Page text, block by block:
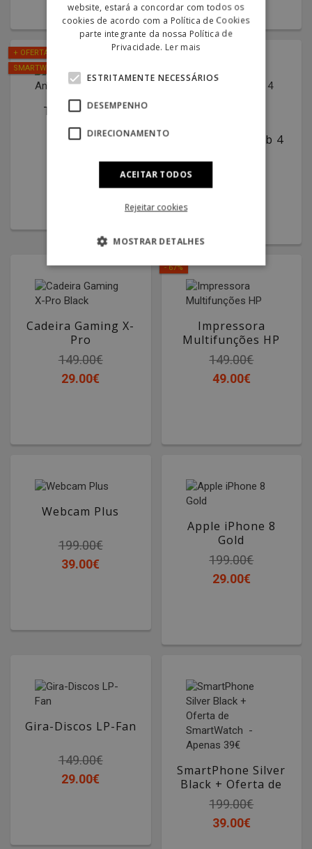
+ OFERTA
SMARTWATCH
Tablet S-Pad
Android
199.00€
39.00€
Barbear Superb 4
149.00€
Cadeira Gaming X-
Pro
Black
149.00€
29.00€
- 67%
Impressora
Multifunções HP
149.00€
49.00€
Webcam Plus
199.00€
39.00€
Apple iPhone 8
Gold
199.00€
29.00€
Gira-Discos LP-Fan
149.00€
29.00€
SmartPhone Silver
Black + Oferta de
SmartWatch -
Apenas 39€
199.00€
39.00€
website, estará a concordar com todos os
cookies de acordo com a Política de Cookies
parte integrante da nossa Política de
Privacidade. Ler mais
ESTRITAMENTE NECESSÁRIOS
DESEMPENHO
DIRECIONAMENTO
ACEITAR TODOS
Rejeitar cookies
MOSTRAR DETALHES